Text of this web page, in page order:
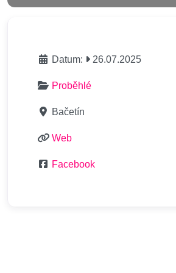
Datum: 26.07.2025
Proběhlé
Bačetín
Web
Facebook